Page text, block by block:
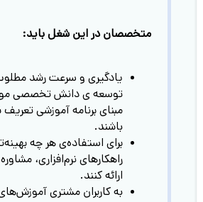
متخصصان در این شغل باید:
یادگیری و سرعت رشد
توسعه ی دانش تخصصی
مبنای برنامه آموزشی
باشند.
برای استفاده‌ی هر چه
راهکارهای نرم‌افزاری،
ارائه کنند.
به کاربران مشتری